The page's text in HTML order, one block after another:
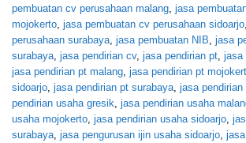
pembuatan cv perusahaan malang, jasa
mojokerto, jasa pembuatan cv perusahaan sidoarjo,
perusahaan surabaya, jasa pembuatan NIB, jasa
surabaya, jasa pendirian cv, jasa pendirian pt, jasa
jasa pendirian pt malang, jasa pendirian pt
sidoarjo, jasa pendirian pt surabaya, jasa pendirian
pendirian usaha gresik, jasa pendirian usaha
usaha mojokerto, jasa pendirian usaha sidoarjo,
surabaya, jasa pengurusan ijin usaha sidoarjo,